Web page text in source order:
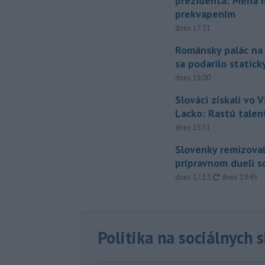
prekvapením
dnes 17:31
Románsky palác
sa podarilo
dnes 18:00
Slováci získali vo
Lacko: Rastú
dnes 15:51
Slovenky
prípravnom dueli
dnes 17:13, aktualizované
dnes 19:45
Politika na sociálnych